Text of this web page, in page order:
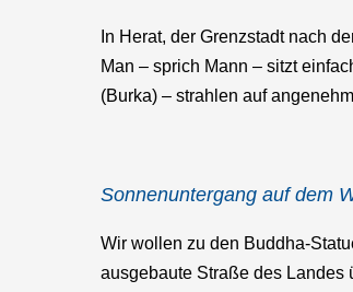
In Herat, der Grenzstadt nach
Man – sprich Mann – sitzt
(Burka) – strahlen auf
Sonnenuntergang auf dem
Wir wollen zu den Buddha-
ausgebaute Straße des Landes